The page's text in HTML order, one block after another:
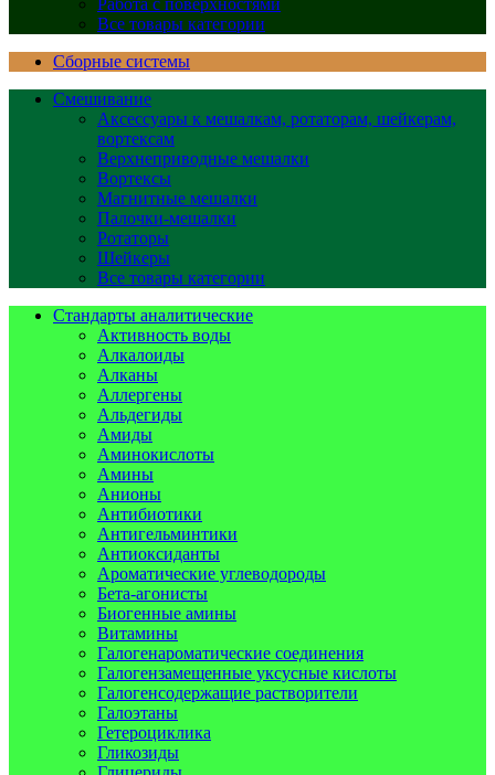
Работа с поверхностями
Все товары категории
Сборные системы
Смешивание
Аксессуары к мешалкам, ротаторам, шейкерам,
вортексам
Верхнеприводные мешалки
Вортексы
Магнитные мешалки
Палочки-мешалки
Ротаторы
Шейкеры
Все товары категории
Стандарты аналитические
Активность воды
Алкалоиды
Алканы
Аллергены
Альдегиды
Амиды
Аминокислоты
Амины
Анионы
Антибиотики
Антигельминтики
Антиоксиданты
Ароматические углеводороды
Бета-агонисты
Биогенные амины
Витамины
Галогенароматические соединения
Галогензамещенные уксусные кислоты
Галогенсодержащие растворители
Галоэтаны
Гетероциклика
Гликозиды